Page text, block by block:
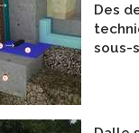
Des
sous-